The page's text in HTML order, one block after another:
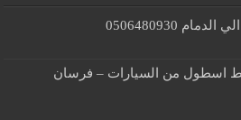
0506480930
اسطول من السيارات – فرسان